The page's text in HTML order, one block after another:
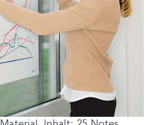
Ihnen überall und jederzeit
auch wenn weder
noch eine Tafel zur
Wie alle Magic-Chart
ganz ohne Kleber nur
Aufladung auf
Oberflächen. Aus
vollständig